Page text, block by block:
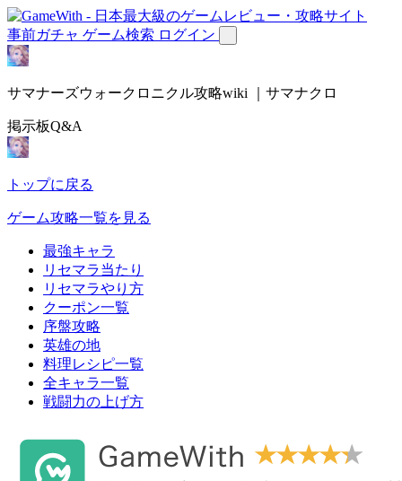
事前ガチャ ゲーム検索 ログイン
サマナーズウォークロニクル攻略wiki ｜サマナクロ
掲示板Q&A
トップに戻る
ゲーム攻略一覧を見る
最強キャラ
リセマラ当たり
リセマラやり方
クーポン一覧
序盤攻略
英雄の地
料理レシピ一覧
全キャラ一覧
戦闘力の上げ方